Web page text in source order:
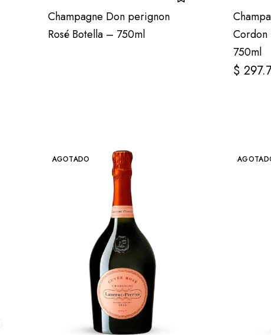
Champagne Don perignon
Rosé Botella – 750ml
Cordon
750ml
$
AGOTADO